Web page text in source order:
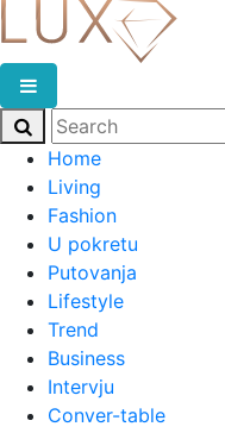
Home
Living
Fashion
U pokretu
Putovanja
Lifestyle
Trend
Business
Intervju
Conver-table